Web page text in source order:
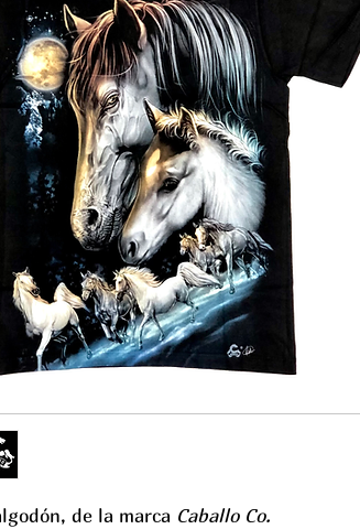
de la marca Caballo Co.